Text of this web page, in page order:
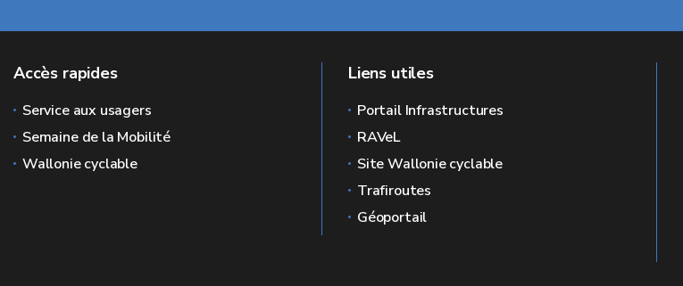
Accès rapides
Service aux usagers
Semaine de la Mobilité
Wallonie cyclable
Liens utiles
Portail Infrastructures
RAVeL
Site Wallonie cyclable
Trafiroutes
Géoportail